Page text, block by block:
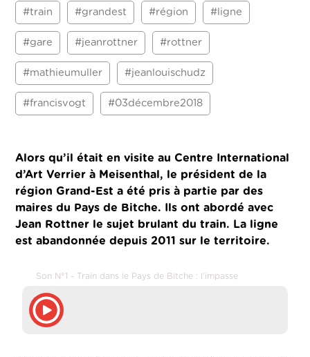
#train #grandest #région #ligne
#gare #jeanrottner #rottner
#mathieumuller #jeanlouischudz
#francisvogt #03décembre2018
Alors qu’il était en visite au Centre International
d’Art Verrier à Meisenthal, le président de la
région Grand-Est a été pris à partie par des
maires du Pays de Bitche. Ils ont abordé avec
Jean Rottner le sujet brulant du train. La ligne
est abandonnée depuis 2011 sur le territoire.
Son N°1 - Train dans le Pays de Bitche : l'impasse